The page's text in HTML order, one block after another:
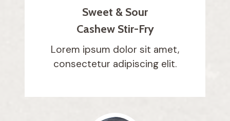
Sweet & Sour
Cashew Stir-Fry
Lorem ipsum dolor sit amet,
consectetur adipiscing elit.